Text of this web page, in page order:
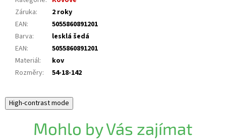
Záruka:
2 roky
EAN:
5055860891201
Barva:
lesklá šedá
EAN:
5055860891201
Materiál:
kov
Rozměry: 54-18-142
High-contrast mode
Mohlo by Vás zajímat